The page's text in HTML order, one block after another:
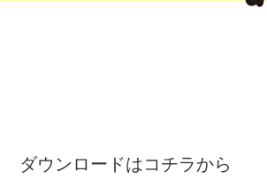
ダウンロードはコチラから